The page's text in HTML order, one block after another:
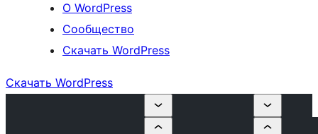
О WordPress
Сообщество
Скачать WordPress
Скачать WordPress